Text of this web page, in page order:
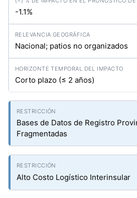
-1.1%
Nacional; patios no organizados
Corto plazo (≤ 2 años)
Bases de Datos de Registro
Fragmentadas
Alto Costo Logístico Interinsular